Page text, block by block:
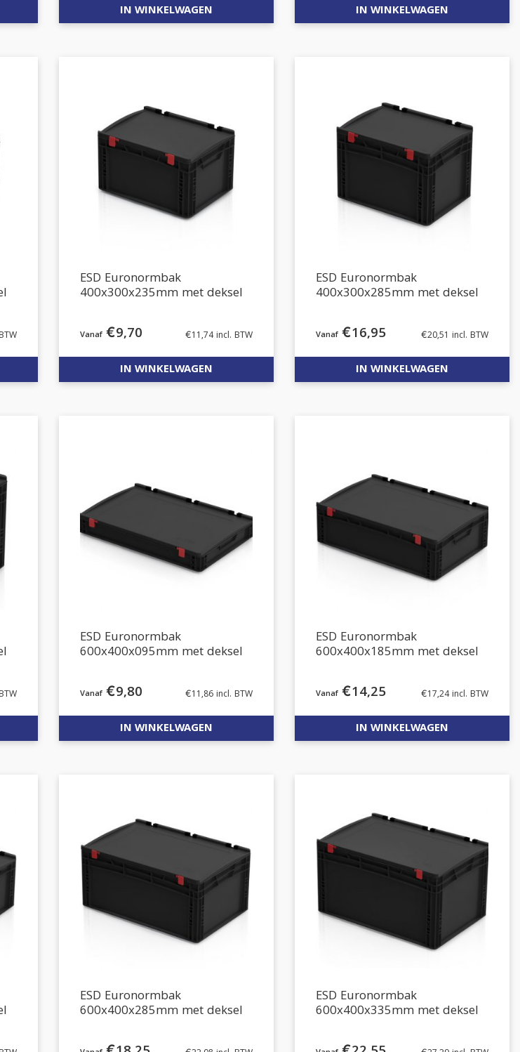
IN WINKELWAGEN IN WINKELWAGEN
ESD Euronormbak
400x300x235mm met deksel
€9,70 €11,74incl. BTW
IN WINKELWAGEN
ESD Euronormbak
400x300x285mm met deksel
€16,95 €20,51 incl. BTW
IN WINKELWAGEN
ESD Euronormbak
600x400x095mm met deksel
€9,80 €11,86incl. BTW
IN WINKELWAGEN
ESD Euronormbak
600x400x185mm met deksel
€14,25 €17,24incl. BTW
IN WINKELWAGEN
ESD Euronormbak
600x400x285mm met deksel
ESD Euronormbak
600x400x335mm met deksel